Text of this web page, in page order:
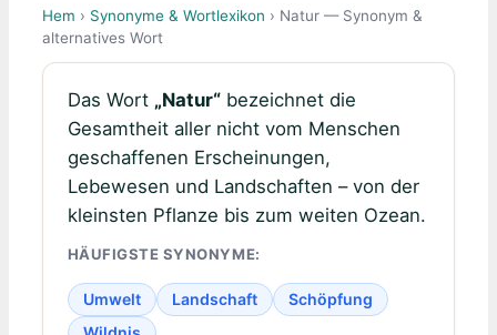
Hem › Synonyme & Wortlexikon › Natur — Synonym &
alternatives Wort
Das Wort „Natur“bezeichnet die
Gesamtheit aller nicht vom Menschen
geschaffenen Erscheinungen,
Lebewesen und Landschaften – von der
kleinsten Pflanze bis zum weiten Ozean.
HÄUFIGSTE SYNONYME:
Umwelt Landschaft
Schöpfung